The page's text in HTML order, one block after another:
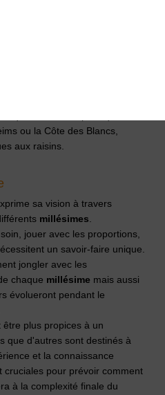
ou la Côte des Blancs,
aux raisins.
sa vision à travers
millésimes.
jouer avec les proportions,
un savoir-faire unique.
jongler avec les
chaque millésime mais aussi
évolueront pendant le
être plus propices à un
que d'autres sont destinés à
et la connaissance
cruciales pour prévoir comment
à la complexité finale du